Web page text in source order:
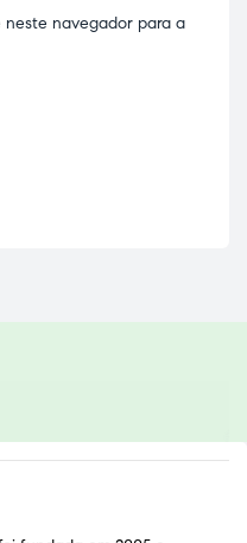
neste navegador para a